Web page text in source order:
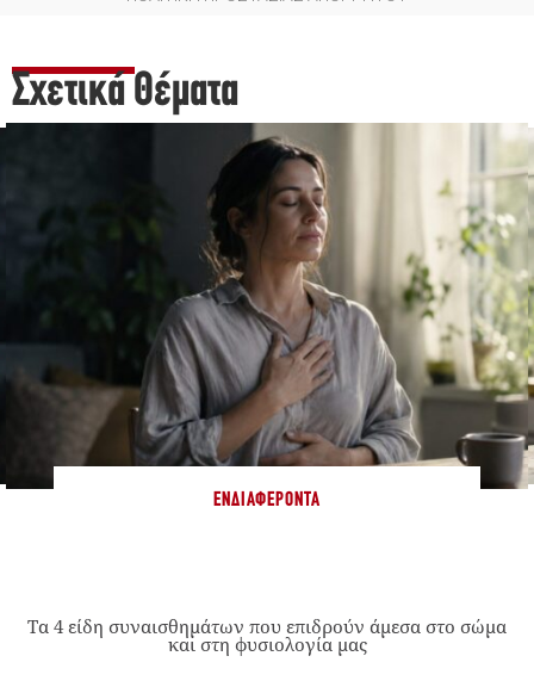
Σχετικά Θέματα
ΕΝΔΙΑΦΈΡΟΝΤΑ
Τα 4 είδη συναισθημάτων που επιδρούν άμεσα στο σώμα
και στη φυσιολογία μας